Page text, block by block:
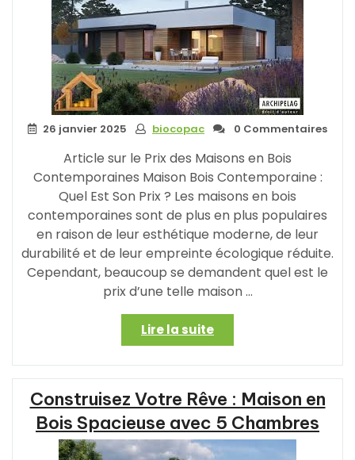
:
Une
Option
Écologique
et
Pratique »
26 janvier 2025 biocopac 0 Commentaires
Article sur le Prix des Maisons en Bois
Contemporaines Maison Bois Contemporaine :
Quel Est Son Prix ? Les maisons en bois
contemporaines sont de plus en plus populaires
en raison de leur esthétique moderne, de leur
durabilité et de leur empreinte écologique réduite.
Cependant, beaucoup se demandent quel est le
prix d’une telle maison …
Lire la suite« Prix
d’une
Maison
Bois
Contemporaine
Quel
Budget
Construisez Votre Rêve : Maison en
Bois Spacieuse avec 5 Chambres